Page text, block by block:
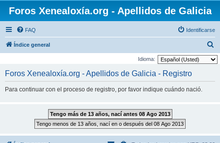
Foros Xenealoxía.org - Apellidos de Galicia
FAQ Identificarse
Índice general
u
Idioma:
Foros Xenealoxía.org - Apellidos de Galicia - Registro
Para continuar con el proceso de registro, por favor indique cuándo nació.